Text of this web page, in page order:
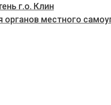
г.о. Клин
местного